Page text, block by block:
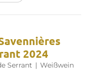
2024
Serrant | Weißwein